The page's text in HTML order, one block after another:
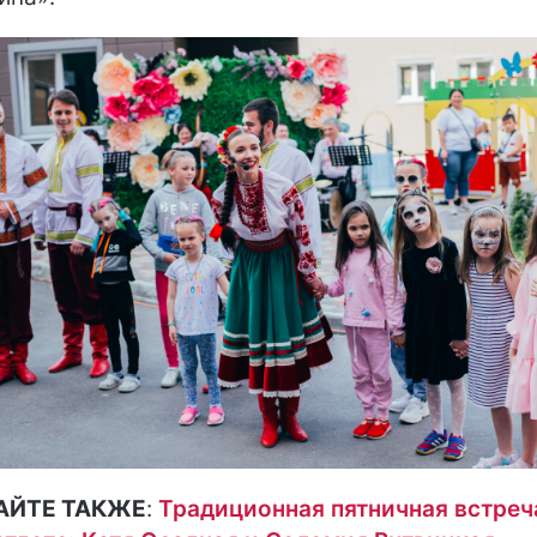
ТАКЖЕ: Традиционная пятничная